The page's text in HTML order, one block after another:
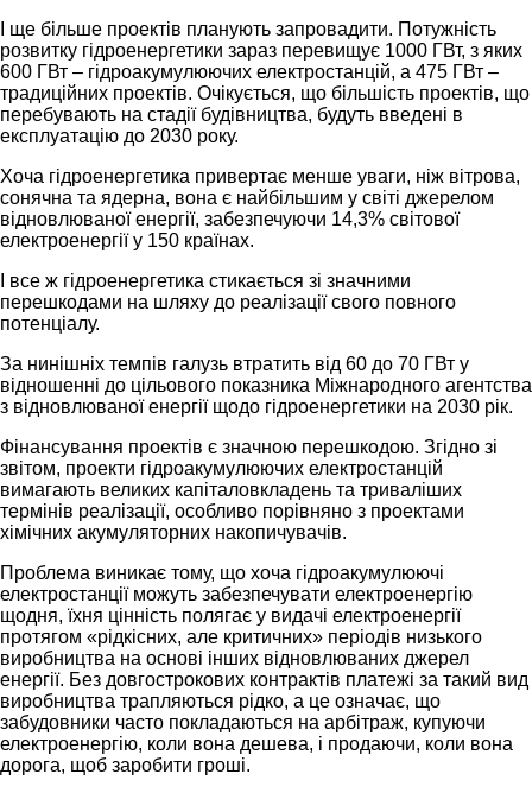
І ще більше проектів планують запровадити. Потужність
розвитку гідроенергетики зараз перевищує 1000 ГВт, з яких
600 ГВт – гідроакумулюючих електростанцій, а 475 ГВт –
традиційних проектів. Очікується, що більшість проектів, що
перебувають на стадії будівництва, будуть введені в
експлуатацію до 2030 року.
Хоча гідроенергетика привертає менше уваги, ніж вітрова,
сонячна та ядерна, вона є найбільшим у світі джерелом
відновлюваної енергії, забезпечуючи 14,3% світової
електроенергії у 150 країнах.
І все ж гідроенергетика стикається зі значними
перешкодами на шляху до реалізації свого повного
потенціалу.
За нинішніх темпів галузь втратить від 60 до 70 ГВт у
відношенні до цільового показника Міжнародного агентства
з відновлюваної енергії щодо гідроенергетики на 2030 рік.
Фінансування проектів є значною перешкодою. Згідно зі
звітом, проекти гідроакумулюючих електростанцій
вимагають великих капіталовкладень та триваліших
термінів реалізації, особливо порівняно з проектами
хімічних акумуляторних накопичувачів.
Проблема виникає тому, що хоча гідроакумулюючі
електростанції можуть забезпечувати електроенергію
щодня, їхня цінність полягає у видачі електроенергії
протягом «рідкісних, але критичних» періодів низького
виробництва на основі інших відновлюваних джерел
енергії. Без довгострокових контрактів платежі за такий вид
виробництва трапляються рідко, а це означає, що
забудовники часто покладаються на арбітраж, купуючи
електроенергію, коли вона дешева, і продаючи, коли вона
дорога, щоб заробити гроші.